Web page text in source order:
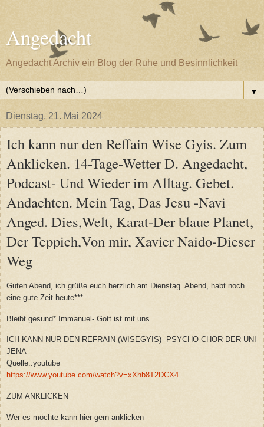
Angedacht
Angedacht Archiv ein Blog der Ruhe und Besinnlichkeit
▼
Dienstag, 21. Mai 2024
Ich kann nur den Reffain Wise Gyis. Zum
Anklicken. 14-Tage-Wetter D. Angedacht,
Podcast- Und Wieder im Alltag. Gebet.
Andachten. Mein Tag, Das Jesu -Navi
Anged. Dies,Welt, Karat-Der blaue Planet,
Der Teppich,Von mir, Xavier Naido-Dieser
Weg
Guten Abend, ich grüße euch herzlich am Dienstag Abend, habt noch
eine gute Zeit heute***
Bleibt gesund* Immanuel- Gott ist mit uns
ICH KANN NUR DEN REFRAIN (WISEGYIS)- PSYCHO-CHOR DER UNI
JENA
Quelle:.youtube
https://www.youtube.com/watch?v=xXhb8T2DCX4
ZUM ANKLICKEN
Wer es möchte kann hier gern anklicken